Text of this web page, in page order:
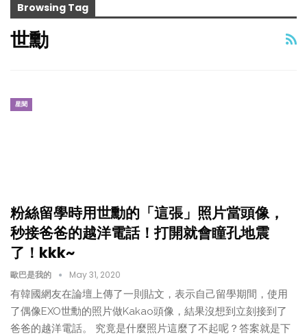
Browsing Tag
世勳
星聞
粉絲留學時用世勳的「這張」照片當頭像，
秒接爸爸的越洋電話！打開就會瞳孔地震
了！kkk~
歐巴是我的 May 31, 2020
有韓國網友在論壇上傳了一則貼文，表示自己留學期間，使用
了偶像EXO世勳的照片做Kakao頭像，結果沒想到立刻接到了
爸爸的越洋電話。 究竟是什麼照片這麼了不起呢？答案就是下